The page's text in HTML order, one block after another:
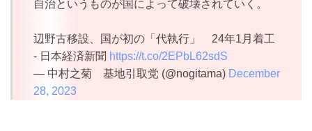
自治というものが国によって破壊されていく。
辺野古移設、国が初の「代執行」 24年1月着工
- 日本経済新聞 https://t.co/2EPbL62sdS
— 中村之菊 基地引取党 (@nogitama) December
28, 2023